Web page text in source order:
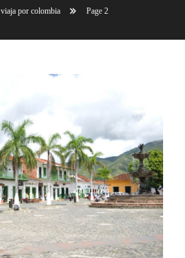
viaja por colombia Page 2